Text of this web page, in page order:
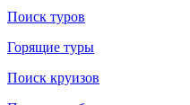
Поиск туров
Горящие туры
Поиск круизов